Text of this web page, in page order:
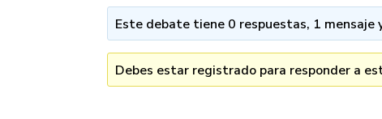
Este debate tiene 0 respuestas, 1
Debes estar registrado para responder a